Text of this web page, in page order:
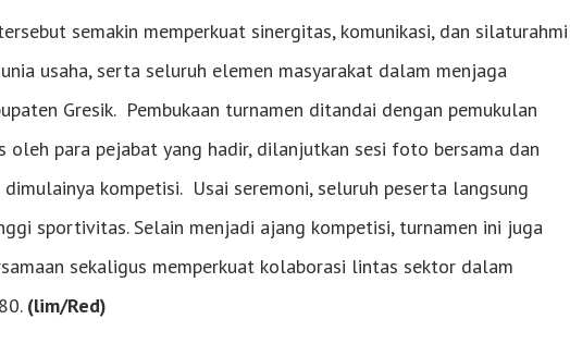
semakin memperkuat sinergitas, komunikasi, dan silaturahmi
usaha, serta seluruh elemen masyarakat dalam menjaga
Gresik. Pembukaan turnamen ditandai dengan pemukulan
para pejabat yang hadir, dilanjutkan sesi foto bersama dan
kompetisi. Usai seremoni, seluruh peserta langsung
sportivitas. Selain menjadi ajang kompetisi, turnamen ini juga
sekaligus memperkuat kolaborasi lintas sektor dalam
(lim/Red)